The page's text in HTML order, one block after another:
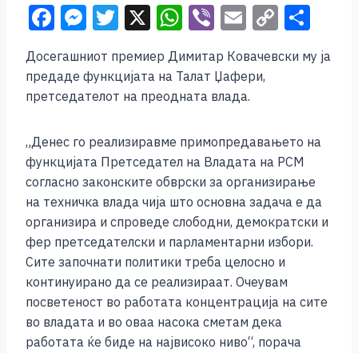
F
c
e
o
o
k
M
ss
e
g
er
T
tt
er
X W
at
s
p
p
Vi
b
er
E
ai
l
C
p
n
k
h
ar
Досегашниот премиер Димитар Ковачевски му ја
предаде функцијата на Талат Џафери,
претседателот на преодната влада.
„Денес го реализиравме примопредавањето на
функцијата Претседател на Владата на РСМ
согласно законските обврски за организирање
на техничка влада чија што основна задача е да
организира и спроведе слободни, демократски и
фер претседателски и парламентарни избори.
Сите започнати политики треба целосно и
континуирано да се реализираат. Очеувам
посветеност во работата концентрација на сите
во владата и во оваа насока сметам дека
работата ќе биде на највисоко ниво“, порача